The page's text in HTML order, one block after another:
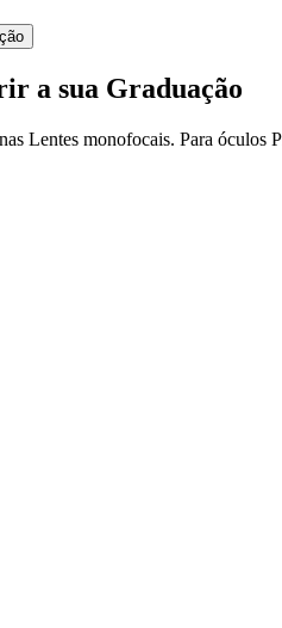
a sua Graduação
Lentes monofocais. Para óculos